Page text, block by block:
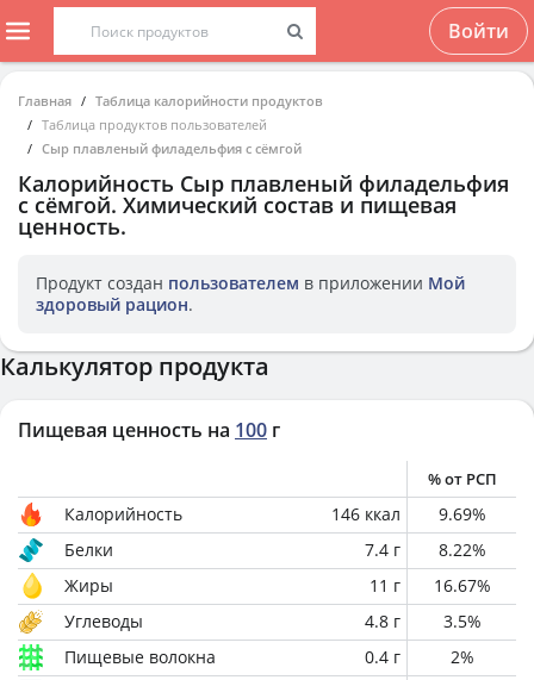
Войти
Главная
Таблица калорийности продуктов
Таблица продуктов пользователей
Сыр плавленый филадельфия с сёмгой
Калорийность Сыр плавленый филадельфия
с сёмгой. Химический состав и пищевая
ценность.
Продукт создан пользователем в приложении Мой
здоровый рацион.
Калькулятор продукта
Пищевая ценность на 100 г
% от РСП
Калорийность 146 ккал 9.69%
Белки
7.4 г 8.22%
Жиры
11 г 16.67%
Углеводы
4.8 г 3.5%
Пищевые волокна
0.4 г 2%